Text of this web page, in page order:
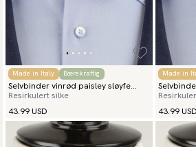
Made in Italy Bærekraftig
Selvbinder vinrød paisley sløyfe
monza
Resirkulert silke
43.99 USD
Made in
bergamo
43.99 USD